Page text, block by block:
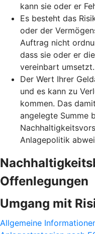
kann sie oder er
Es besteht das
oder der
Auftrag nicht
dass sie oder er
vereinbart umsetzt.
Der Wert Ihrer
und es kann zu
kommen. Das
angelegte Summe
Anlagepolitik
Offenlegungen
Umgang mit
Allgemeine